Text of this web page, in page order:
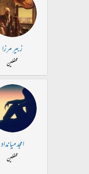
زبیر مرزا
محفلین
امجد میانداد
محفلین